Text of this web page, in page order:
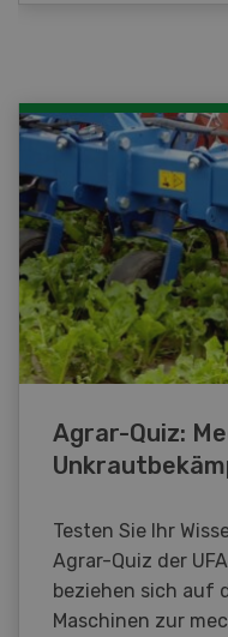
Agrar-Quiz:
Testen Sie Ihr
Agrar-Quiz der
beziehen sich auf
Maschinen zur